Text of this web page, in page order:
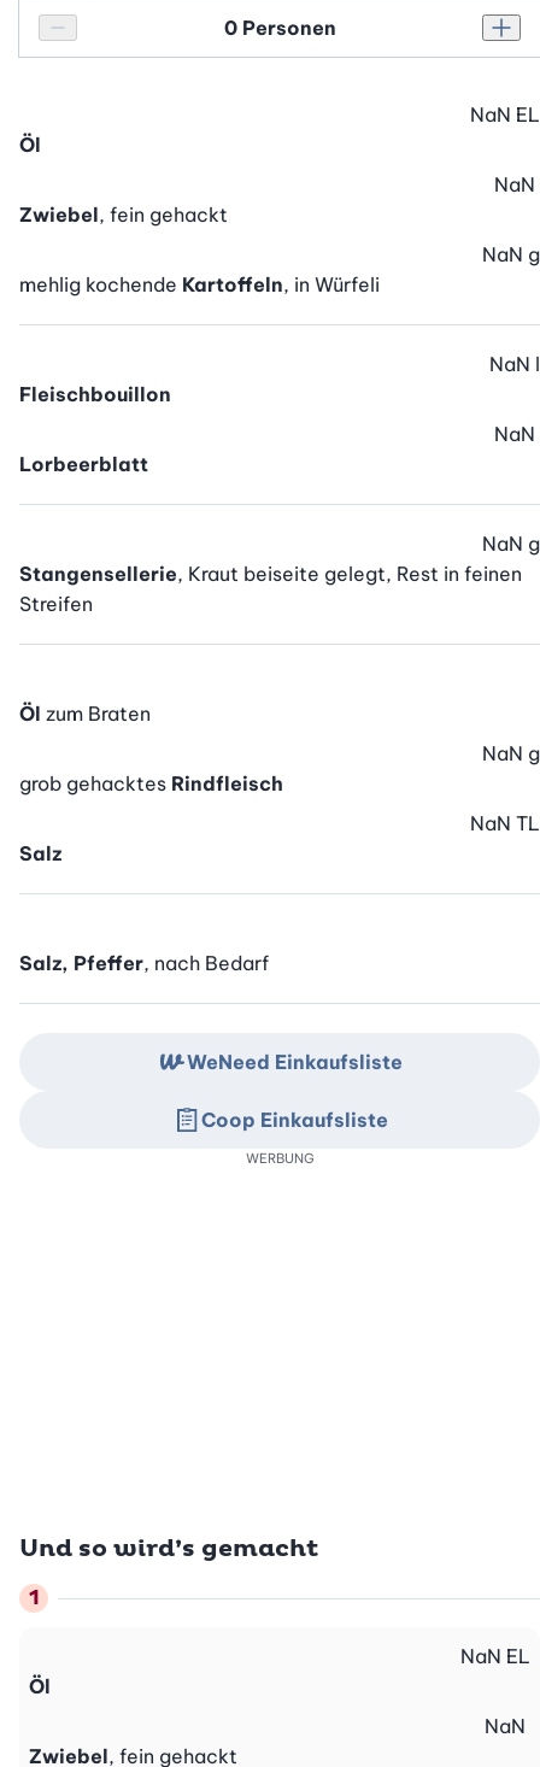
Personenanzahl verringern
Personenanzahl
Öl
NaN EL
Zwiebel, fein gehackt
NaN
mehlig kochende Kartoffeln, in Würfeli
NaN g
Fleischbouillon
NaN l
Lorbeerblatt
NaN
Stangensellerie, Kraut beiseite gelegt, Rest in feinen
Streifen
NaN g
Öl zum Braten
grob gehacktes Rindfleisch
NaN g
Salz
NaN TL
Salz, Pfeffer, nach Bedarf
Und so wird’s gemacht
Öl
NaN EL
Zwiebel, fein gehackt
NaN
WeNeed Einkaufsliste
Coop Einkaufsliste
WERBUNG